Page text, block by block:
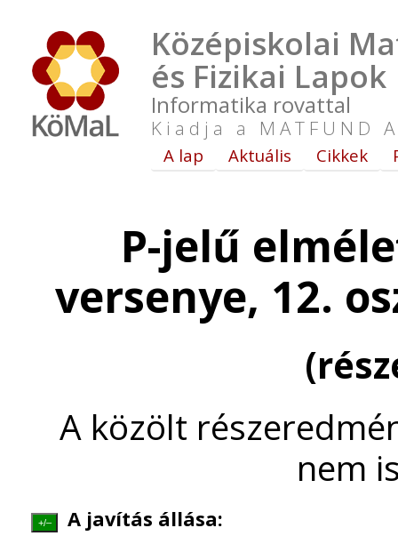
Középiskolai
és Fizikai Lapok
Informatika rovattal
Kiadja a MATFUND
A lap Aktuális Cikkek
P-jelű
versenye, 12.
A közölt
nem
+/– A javítás állása: